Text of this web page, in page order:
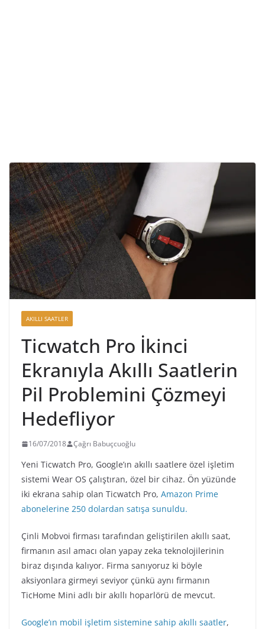
AKILLI SAATLER
Ticwatch Pro İkinci
Ekranıyla Akıllı Saatlerin
Pil Problemini Çözmeyi
Hedefliyor
16/07/2018 Çağrı Babuçcuoğlu
Yeni Ticwatch Pro, Google’ın akıllı saatlere özel işletim
sistemi Wear OS çalıştıran, özel bir cihaz. Ön yüzünde
iki ekrana sahip olan Ticwatch Pro, Amazon Prime
abonelerine 250 dolardan satışa sunuldu.
Çinli Mobvoi firması tarafından geliştirilen akıllı saat,
firmanın asıl amacı olan yapay zeka teknolojilerinin
biraz dışında kalıyor. Firma sanıyoruz ki böyle
aksiyonlara girmeyi seviyor çünkü aynı firmanın
TicHome Mini adlı bir akıllı hoparlörü de mevcut.
Google’ın mobil işletim sistemine sahip akıllı saatler,